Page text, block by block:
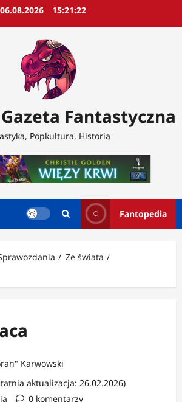
06.08.2026 15:21:24
Fantastyczna
Popkultura, Historia
Fantopedia
Ze świata
Karwowski
aktualizacja: 26.02.2026)
0 komentarzy